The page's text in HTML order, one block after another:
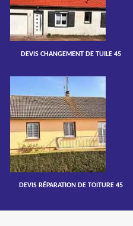
DEVIS CHANGEMENT DE TUILE 45
DEVIS RÉPARATION DE TOITURE 45